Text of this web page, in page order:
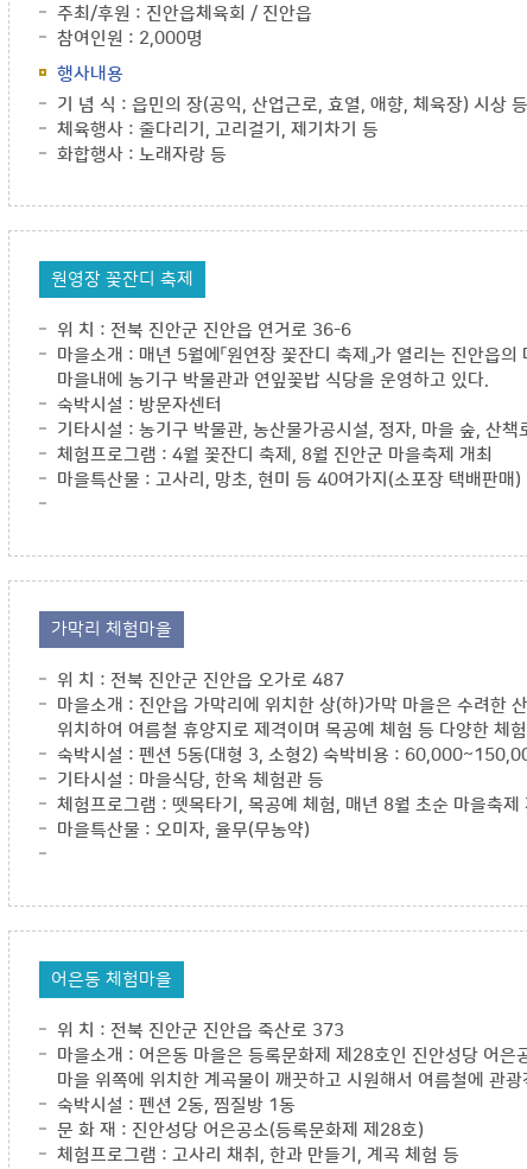
주최/후원 : 진안읍체육회 / 진안읍
참여인원 : 2,000명
행사내용
기 념 식 : 읍민의 장(공익, 산업근로, 효열, 애향, 체육장) 시상 등
체육행사 : 줄다리기, 고리걸기, 제기차기 등
화합행사 : 노래자랑 등
원영장 꽃잔디 축제
위 치 : 전북 진안군 진안읍 연거로 36-6
마을소개 : 매년 5월에「원연장 꽃잔디 축제」가 열리는 진안읍
마을내에 농기구 박물관과 연잎꽃밥 식당을 운영하고 있다.
숙박시설 : 방문자센터
기타시설 : 농기구 박물관, 농산물가공시설, 정자, 마을 숲, 산책
체험프로그램 : 4월 꽃잔디 축제, 8월 진안군 마을축제 개최
마을특산물 : 고사리, 망초, 현미 등 40여가지(소포장 택배판매)
가막리 체험마을
위 치 : 전북 진안군 진안읍 오가로 487
마을소개 : 진안읍 가막리에 위치한 상(하)가막 마을은 수려한
위치하여 여름철 휴양지로 제격이며 목공예 체험 등 다양한 체
숙박시설 : 펜션 5동(대형 3, 소형2) 숙박비용 :
기타시설 : 마을식당, 한옥 체험관 등
체험프로그램 : 뗏목타기, 목공예 체험, 매년 8월 초순 마을축제
마을특산물 : 오미자, 율무(무농약)
어은동 체험마을
위 치 : 전북 진안군 진안읍 죽산로 373
마을소개 : 어은동 마을은 등록문화제 제28호인 진안성당 어은
마을 위쪽에 위치한 계곡물이 깨끗하고 시원해서 여름철에 관
숙박시설 : 펜션 2동, 찜질방 1동
문 화 재 : 진안성당 어은공소(등록문화제 제28호)
체험프로그램 : 고사리 채취, 한과 만들기, 계곡 체험 등